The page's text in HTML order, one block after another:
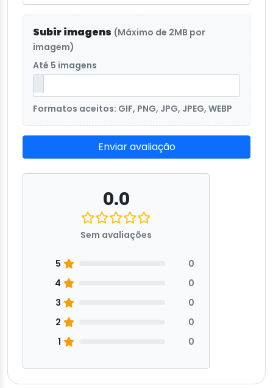
Subir imagens (Máximo de 2MB por
imagem)
Até 5 imagens
Formatos aceitos: GIF, PNG, JPG, JPEG, WEBP
Enviar avaliação
0.0
Sem avaliações
5
0
4
0
3
0
2
0
1
0